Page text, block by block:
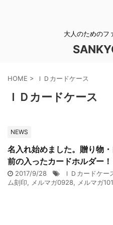
大人のためのフ
HOME > ＩＤカードケース
ＩＤカードケース
NEWS
名入れ始めました。贈り物
前の入ったカードホルダー！
2017/9/28 ＩＤカードケー
ム刻印, メルマガ0928, メルマガ